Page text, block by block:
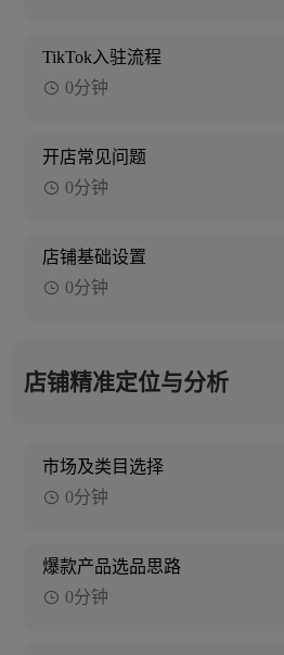
TikTok入驻流程
0分钟
开店常见问题
0分钟
店铺基础设置
0分钟
店铺精准定位与分析
市场及类目选择
0分钟
爆款产品选品思路
0分钟